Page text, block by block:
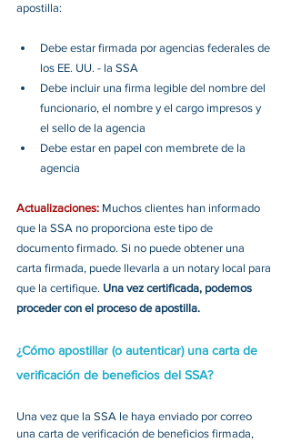
apostilla:
Debe estar firmada por agencias federales de
los EE. UU. - la SSA
Debe incluir una firma legible del nombre del
funcionario, el nombre y el cargo impresos y
el sello de la agencia
Debe estar en papel con membrete de la
agencia
Actualizaciones: Muchos clientes han informado
que la SSA no proporciona este tipo de
documento firmado. Si no puede obtener una
carta firmada, puede llevarla a un notary local para
que la certifique. Una vez certificada, podemos
proceder con el proceso de apostilla.
¿Cómo apostillar (o autenticar) una carta de
verificación de beneficios del SSA?
Una vez que la SSA le haya enviado por correo
una carta de verificación de beneficios firmada,